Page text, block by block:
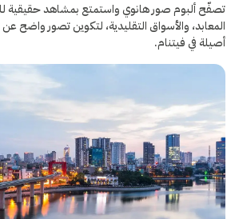
تصفّح ألبوم صور هانوي واستمتع بمشاهد حقيقية
المعابد، والأسواق التقليدية، لتكوين تصور واضح
أصيلة في فيتنام.